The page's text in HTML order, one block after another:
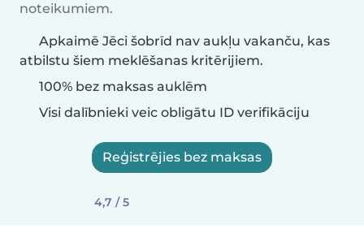
noteikumiem.
Apkaimē Jēci šobrīd nav aukļu vakanču, kas
atbilstu šiem meklēšanas kritērijiem.
100% bez maksas auklēm
Visi dalībnieki veic obligātu ID verifikāciju
Reģistrējies bez maksas
4,7 / 5